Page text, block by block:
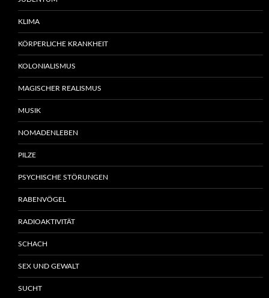
KLIMA
KÖRPERLICHE KRANKHEIT
KOLONIALISMUS
MAGISCHER REALISMUS
MUSIK
NOMADENLEBEN
PILZE
PSYCHISCHE STÖRUNGEN
RABENVÖGEL
RADIOAKTIVITÄT
SCHACH
SEX UND GEWALT
SUCHT